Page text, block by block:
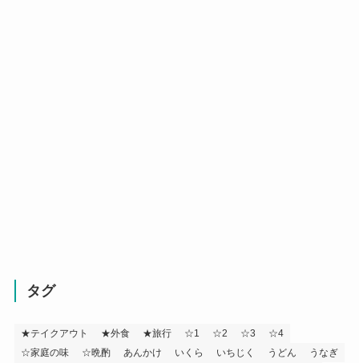
タグ
★テイクアウト ★外食 ★旅行 ☆1 ☆2 ☆3
☆4
☆家庭の味
☆晩酌 あんかけ いくら いちじく うどん
うなぎ